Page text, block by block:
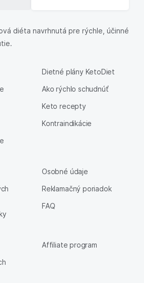
diéta navrhnutá pre rýchle, účinné
Dietné plány KetoDiet
Ako rýchlo schudnúť
Keto recepty
Kontraindikácie
Osobné údaje
Reklamačný poriadok
FAQ
Affiliate program